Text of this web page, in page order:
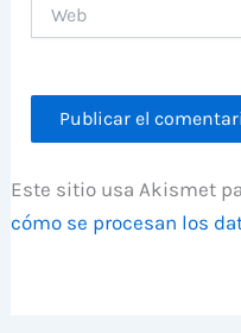
Este sitio usa Akismet
cómo se procesan los